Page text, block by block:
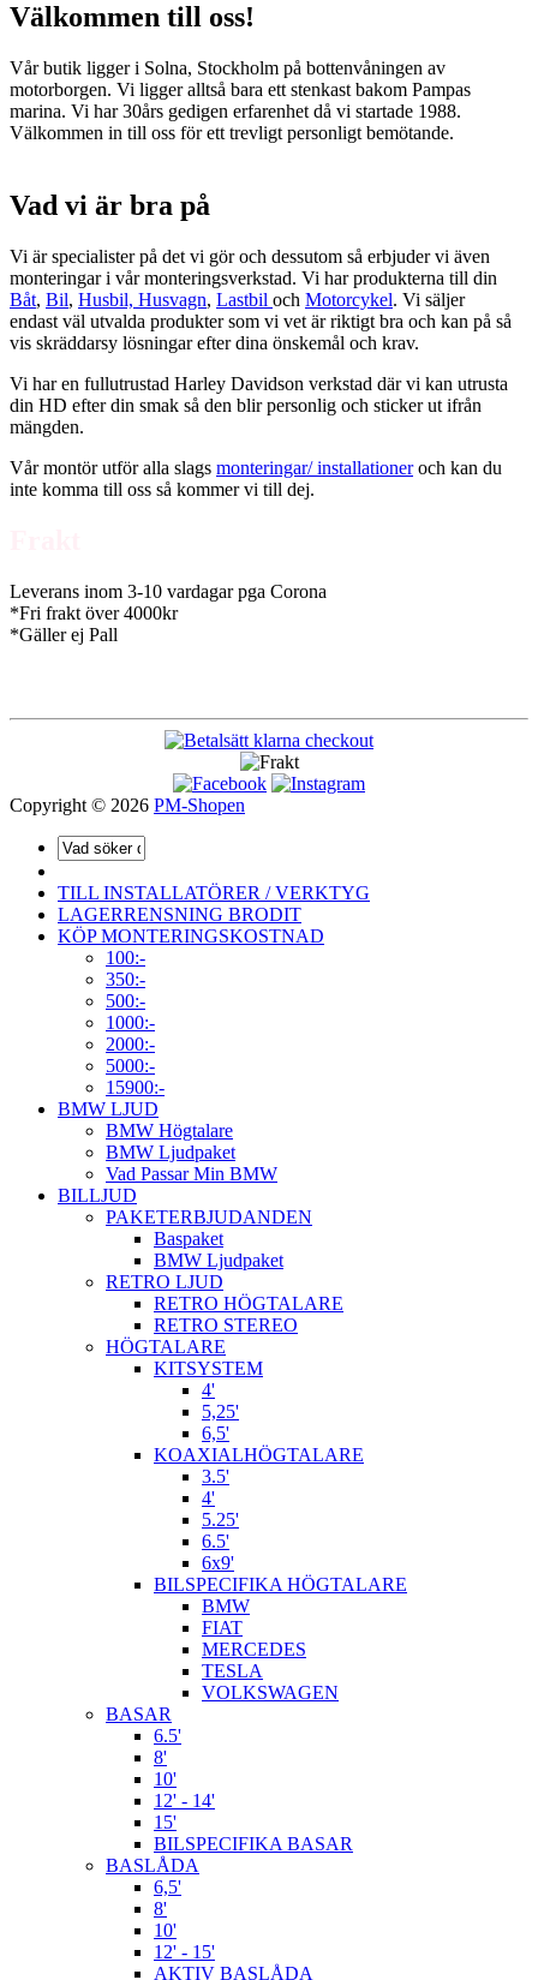
Välkommen till oss!
Vår butik ligger i Solna, Stockholm på bottenvåningen av
motorborgen. Vi ligger alltså bara ett stenkast bakom Pampas
marina. Vi har 30års gedigen erfarenhet då vi startade 1988.
Välkommen in till oss för ett trevligt personligt bemötande.
Vad vi är bra på
Vi är specialister på det vi gör och dessutom så erbjuder vi även
monteringar i vår monteringsverkstad. Vi har produkterna till din
Båt, Bil, Husbil, Husvagn, Lastbil och Motorcykel. Vi säljer
endast väl utvalda produkter som vi vet är riktigt bra och kan på så
vis skräddarsy lösningar efter dina önskemål och krav.
Vi har en fullutrustad Harley Davidson verkstad där vi kan utrusta
din HD efter din smak så den blir personlig och sticker ut ifrån
mängden.
Vår montör utför alla slags monteringar/ installationeroch kan du
inte komma till oss så kommer vi till dej.
Leverans inom 3-10 vardagar pga Corona
*Fri frakt över 4000kr
*Gäller ej Pall
Copyright © 2026 PM-Shopen
TILL INSTALLATÖRER / VERKTYG
LAGERRENSNING BRODIT
KÖP MONTERINGSKOSTNAD
100:-
350:-
500:-
1000:-
2000:-
5000:-
15900:-
BMW LJUD
BMW Högtalare
BMW Ljudpaket
Vad Passar Min BMW
BILLJUD
PAKETERBJUDANDEN
Baspaket
BMW Ljudpaket
RETRO LJUD
RETRO HÖGTALARE
RETRO STEREO
HÖGTALARE
KITSYSTEM
4'
5,25'
6,5'
KOAXIALHÖGTALARE
3.5'
4'
5.25'
6.5'
6x9'
BILSPECIFIKA HÖGTALARE
BMW
FIAT
MERCEDES
TESLA
VOLKSWAGEN
BASAR
6.5'
8'
10'
12' - 14'
15'
BILSPECIFIKA BASAR
BASLÅDA
6,5'
8'
10'
12' - 15'
AKTIV BASLÅDA